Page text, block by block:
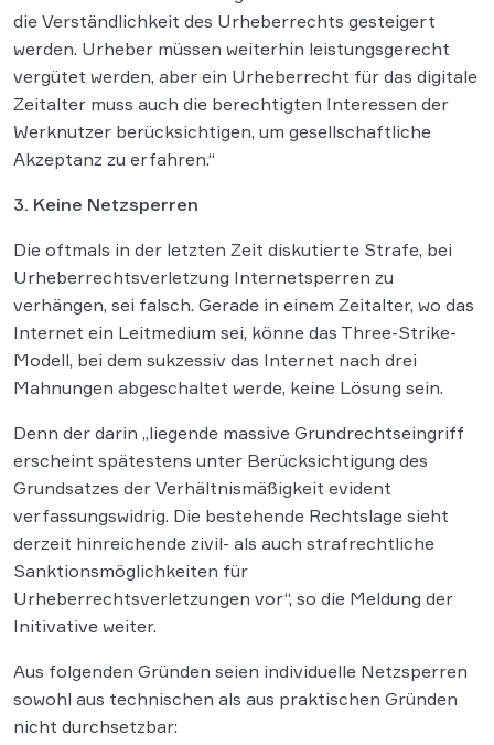
die Verständlichkeit des Urheberrechts gesteigert
werden. Urheber müssen weiterhin leistungsgerecht
vergütet werden, aber ein Urheberrecht für das digitale
Zeitalter muss auch die berechtigten Interessen der
Werknutzer berücksichtigen, um gesellschaftliche
Akzeptanz zu erfahren.“
3. Keine Netzsperren
Die oftmals in der letzten Zeit diskutierte Strafe, bei
Urheberrechtsverletzung Internetsperren zu
verhängen, sei falsch. Gerade in einem Zeitalter, wo das
Internet ein Leitmedium sei, könne das Three-Strike-
Modell, bei dem sukzessiv das Internet nach drei
Mahnungen abgeschaltet werde, keine Lösung sein.
Denn der darin „liegende massive Grundrechtseingriff
erscheint spätestens unter Berücksichtigung des
Grundsatzes der Verhältnismäßigkeit evident
verfassungswidrig. Die bestehende Rechtslage sieht
derzeit hinreichende zivil- als auch strafrechtliche
Sanktionsmöglichkeiten für
Urheberrechtsverletzungen vor“, so die Meldung der
Initivative weiter.
Aus folgenden Gründen seien individuelle Netzsperren
sowohl aus technischen als aus praktischen Gründen
nicht durchsetzbar: